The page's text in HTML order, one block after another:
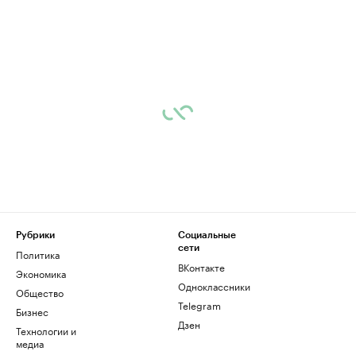
Рубрики
Политика
Экономика
Общество
Бизнес
Технологии и
медиа
Социальные
сети
ВКонтакте
Одноклассники
Telegram
Дзен